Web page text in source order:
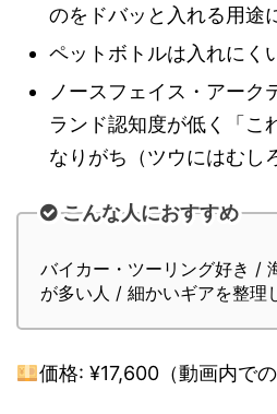
のをドバッと入れる用途
ペットボトルは入れにく
ノースフェイス・アーク
ランド認知度が低く「こ
なりがち（ツウにはむし
こんな人におすすめ
バイカー・ツーリング好き /
が多い人 / 細かいギアを整理
価格: ¥17,600（動画内での